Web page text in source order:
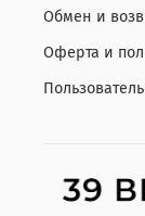
Обмен и
Оферта и